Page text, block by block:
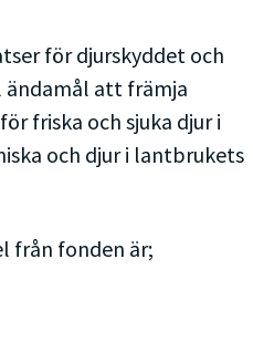
för djurskyddet och
ändamål att främja
friska och sjuka djur i
och djur i lantbrukets
från fonden är;